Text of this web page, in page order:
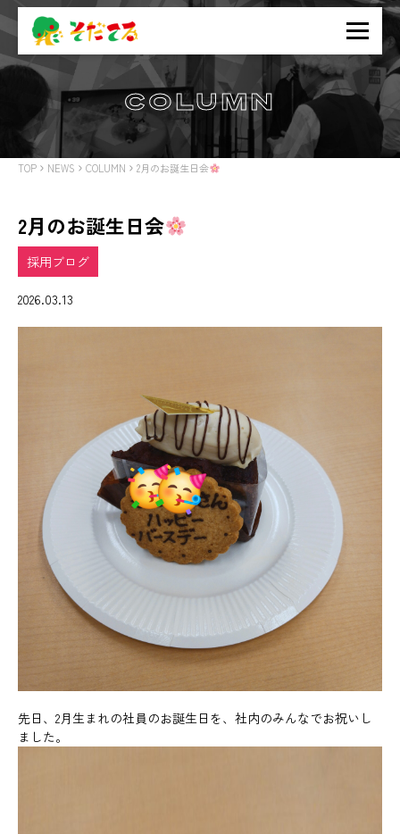
COLUMN
TOP NEWS COLUMN 2月のお誕生日会
2月のお誕生日会
採用ブログ
2026.03.13
先日、2月生まれの社員のお誕生日を、社内のみんなでお祝いし
ました。